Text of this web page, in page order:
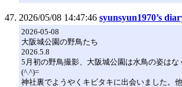
2026/05/08 14:47:46 syunsyun1970’s
2026-05-08
大阪城公園の野鳥たち
2026.5.8
5月初の野鳥撮影、大阪城公園は水鳥の姿はな
(^.^)=
神社裏でようやくキビタキに出会いました。